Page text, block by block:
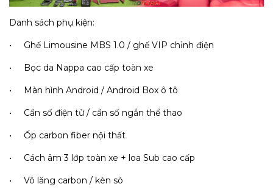
Danh sách phụ kiện:
• Ghế Limousine MBS 1.0 / ghế VIP chỉnh điện
• Bọc da Nappa cao cấp toàn xe
• Màn hình Android / Android Box ô tô
• Cần số điện tử / cần số ngắn thể thao
• Ốp carbon fiber nội thất
• Cách âm 3 lớp toàn xe + loa Sub cao cấp
• Vô lăng carbon / kèn sò